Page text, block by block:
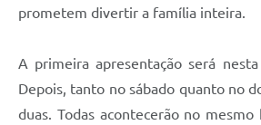
prometem divertir a família inteira.
A primeira apresentação será
Depois, tanto no sábado quanto no
duas. Todas acontecerão no